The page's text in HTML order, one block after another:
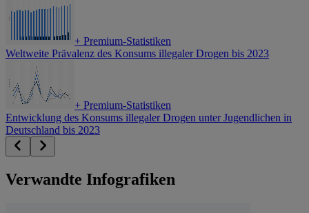
+ Premium-Statistiken
Weltweite Prävalenz des Konsums illegaler Drogen bis 2023
+ Premium-Statistiken
Entwicklung des Konsums illegaler Drogen unter Jugendlichen in
Deutschland bis 2023
Verwandte Infografiken